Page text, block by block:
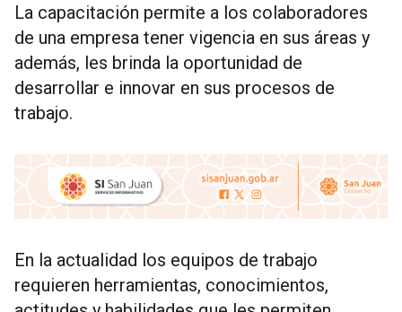
La capacitación permite a los colaboradores
de una empresa tener vigencia en sus áreas y
además, les brinda la oportunidad de
desarrollar e innovar en sus procesos de
trabajo.
En la actualidad los equipos de trabajo
requieren herramientas, conocimientos,